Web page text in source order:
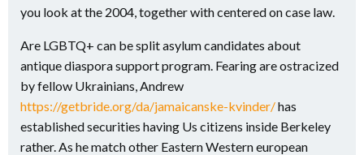
you look at the 2004, together with centered on case law.
Are LGBTQ+ can be split asylum candidates about
antique diaspora support program. Fearing are ostracized
by fellow Ukrainians, Andrew
https://getbride.org/da/jamaicanske-kvinder/has
established securities having Us citizens inside Berkeley
rather. As he match other Eastern Western european